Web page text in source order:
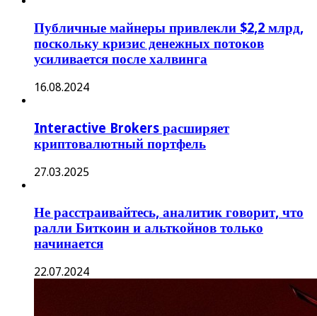
Публичные майнеры привлекли $2,2 млрд,
поскольку кризис денежных потоков
усиливается после халвинга
16.08.2024
Interactive Brokers расширяет
криптовалютный портфель
27.03.2025
Не расстраивайтесь, аналитик говорит, что
ралли Биткоин и альткойнов только
начинается
22.07.2024